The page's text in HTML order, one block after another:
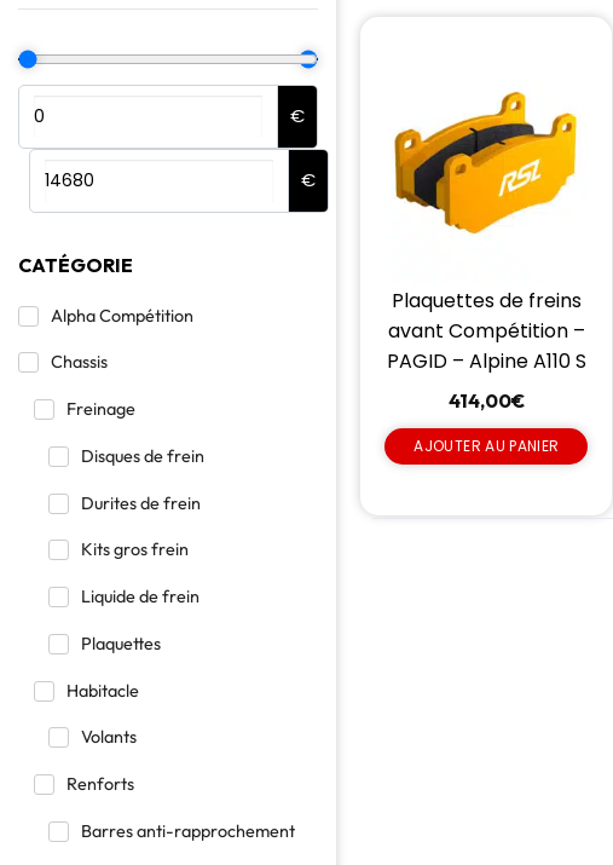
€
€
CATÉGORIE
Alpha Compétition
Chassis
Freinage
Disques de frein
Durites de frein
Kits gros frein
Liquide de frein
Plaquettes
Habitacle
Volants
Renforts
Barres anti-rapprochement
Plaquettes de freins
avant Compétition –
PAGID – Alpine A110 S
414,00€
AJOUTER AU PANIER